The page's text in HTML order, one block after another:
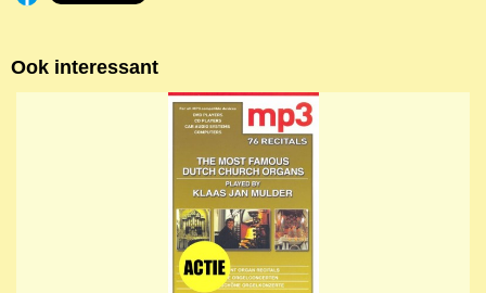
Ook interessant